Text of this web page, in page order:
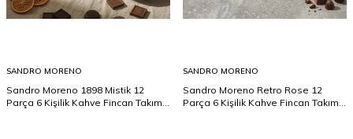
SANDRO MORENO
Sandro Moreno 1898 Mistik 12
Parça 6 Kişilik Kahve Fincan Takımı
SANDRO MORENO
Sandro Moreno Retro Rose 12
Parça 6 Kişilik Kahve Fincan Takımı